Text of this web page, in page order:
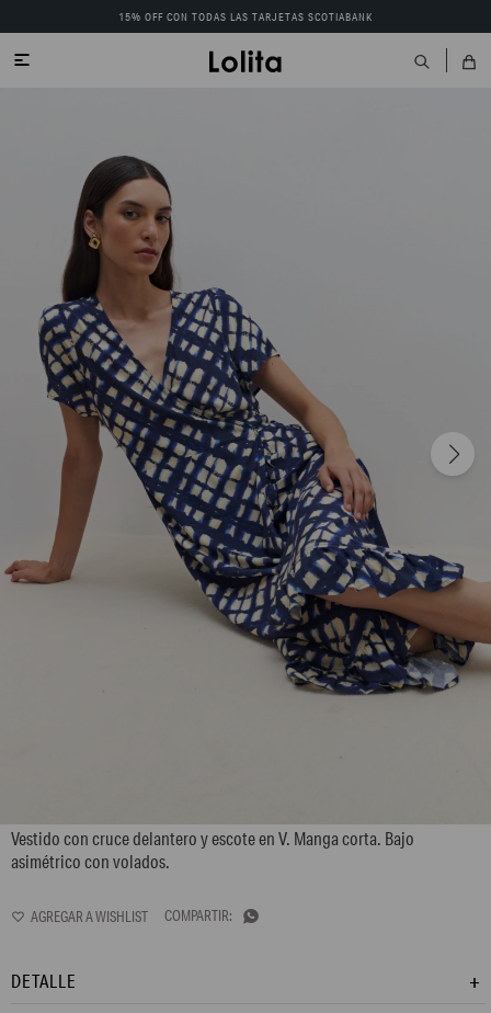
15% OFF CON TODAS LAS TARJETAS SCOTIABANK

Vestido con cruce delantero y escote en V. Manga corta. Bajo
asimétrico con volados.

DETALLE